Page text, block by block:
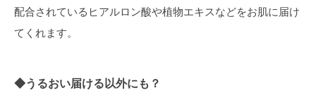
配合されているヒアルロン酸や植物エキスなどをお肌に届け
てくれます。
◆うるおい届ける以外にも？